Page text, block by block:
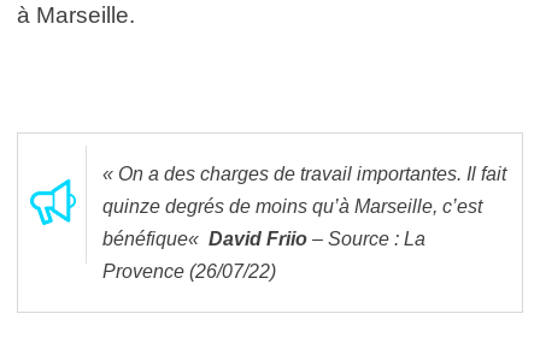
à Marseille.
« On a des charges de travail importantes. Il fait
quinze degrés de moins qu’à Marseille, c’est
bénéfique« David Friio – Source : La
Provence (26/07/22)